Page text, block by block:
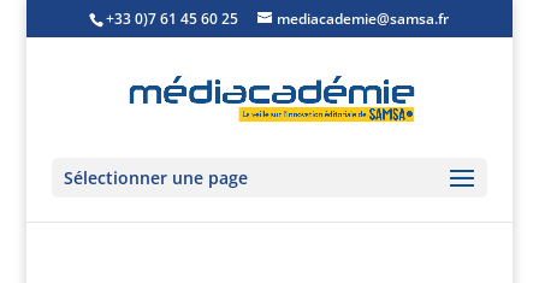
+33 0)7 61 45 60 25 mediacademie@samsa.fr
Sélectionner une page